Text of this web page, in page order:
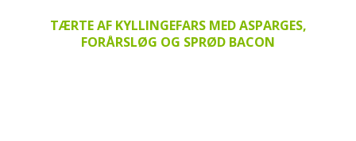
TÆRTE AF KYLLINGEFARS MED ASPARGES,
FORÅRSLØG OG SPRØD BACON